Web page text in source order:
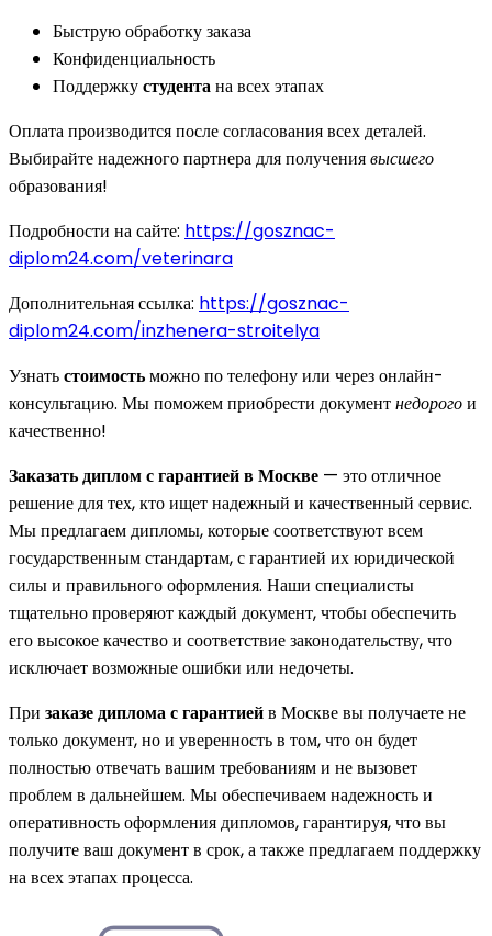
Быструю обработку заказа
Конфиденциальность
Поддержкустудентана всех этапах
Оплата производится после согласования всех деталей.
Выбирайте надежного партнера для получениявысшего
образования!
Подробности на сайте: https://gosznac-
diplom24.com/veterinara
Дополнительная ссылка: https://gosznac-
diplom24.com/inzhenera-stroitelya
Узнатьстоимостьможно по телефону или через онлайн-
консультацию. Мы поможем приобрести документнедорогои
качественно!
Заказать диплом с гарантией в Москве — это отличное
решение для тех, кто ищет надежный и качественный сервис.
Мы предлагаем дипломы, которые соответствуют всем
государственным стандартам, с гарантией их юридической
силы и правильного оформления. Наши специалисты
тщательно проверяют каждый документ, чтобы обеспечить
его высокое качество и соответствие законодательству, что
исключает возможные ошибки или недочеты.
При заказе диплома с гарантиейв Москве вы получаете не
только документ, но и уверенность в том, что он будет
полностью отвечать вашим требованиям и не вызовет
проблем в дальнейшем. Мы обеспечиваем надежность и
оперативность оформления дипломов, гарантируя, что вы
получите ваш документ в срок, а также предлагаем поддержку
на всех этапах процесса.